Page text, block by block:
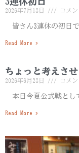
2026年7月18日 コメ
皆さん3連休の初日
Read More »
ちょっと考えさ
2026年6月28日 コメ
本日今夏公式戦とし
Read More »